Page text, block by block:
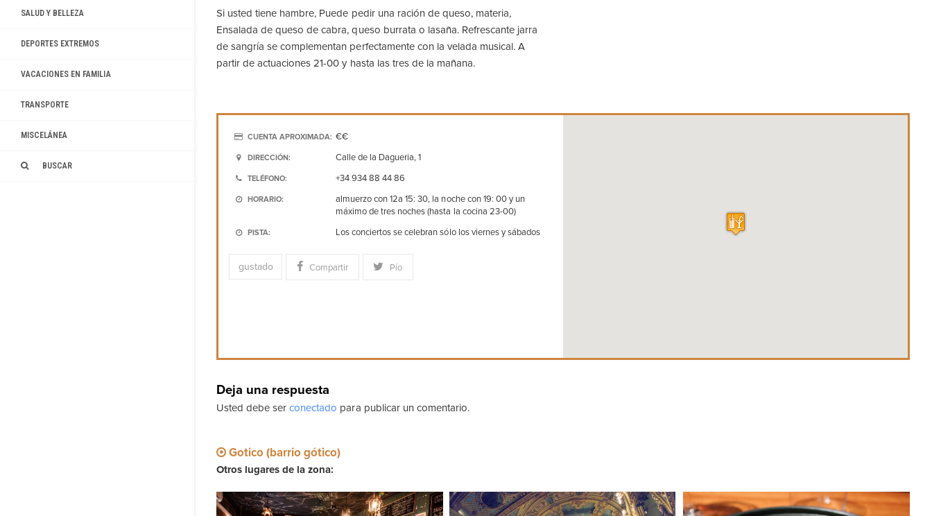
SALUD Y BELLEZA
DEPORTES EXTREMOS
VACACIONES EN FAMILIA
TRANSPORTE
MISCELÁNEA
BUSCAR
Si usted tiene hambre, Puede pedir una ración de queso, materia,
Ensalada de queso de cabra, queso burrata o lasaña. Refrescante jarra
de sangría se complementan perfectamente con la velada musical. A
partir de actuaciones 21-00 y hasta las tres de la mañana.
CUENTA APROXIMADA: €€
DIRECCIÓN: Calle de la Dagueria, 1
TELÉFONO: +34 934 88 44 86
HORARIO:
almuerzo con 12a 15: 30, la noche con 19: 00 y un
máximo de tres noches (hasta la cocina 23-00)
PISTA: Los conciertos se celebran sólo los viernes y sábados
gustado Compartir Pío
Deja una respuesta
Usted debe serconectado para publicar un comentario.
Gotico (barrio gótico)
Otros lugares de la zona: